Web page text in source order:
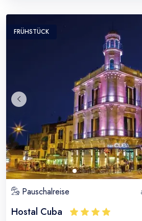
Pauschalreise
FRÜHSTÜCK
Hostal Cuba